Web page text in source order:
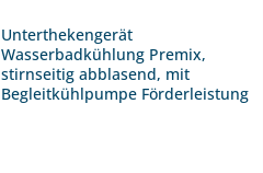
Unterthekengerät
Wasserbadkühlung Premix,
stirnseitig abblasend, mit
Begleitkühlpumpe Förderleistung